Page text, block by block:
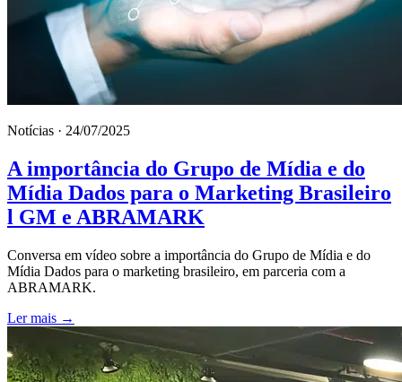
Notícias · 24/07/2025
A importância do Grupo de Mídia e do
Mídia Dados para o Marketing Brasileiro
l GM e ABRAMARK
Conversa em vídeo sobre a importância do Grupo de Mídia e do
Mídia Dados para o marketing brasileiro, em parceria com a
ABRAMARK.
Ler mais →